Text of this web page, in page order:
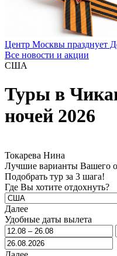
Центр Москвы празднует
Все новости и акции
США
Туры в
ночей 2026
Токарева Нина
Лучшие варианты Вашего
Подобрать тур за 3 шага!
Где Вы хотите отдохнуть?
Далее
Удобные даты вылета